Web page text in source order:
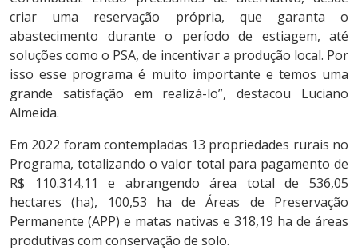
criar uma reservação própria, que garanta o
abastecimento durante o período de estiagem, até
soluções como o PSA, de incentivar a produção local. Por
isso esse programa é muito importante e temos uma
grande satisfação em realizá-lo”, destacou Luciano
Almeida.
Em 2022 foram contempladas 13 propriedades rurais no
Programa, totalizando o valor total para pagamento de
R$ 110.314,11 e abrangendo área total de 536,05
hectares (ha), 100,53 ha de Áreas de Preservação
Permanente (APP) e matas nativas e 318,19 ha de áreas
produtivas com conservação de solo.